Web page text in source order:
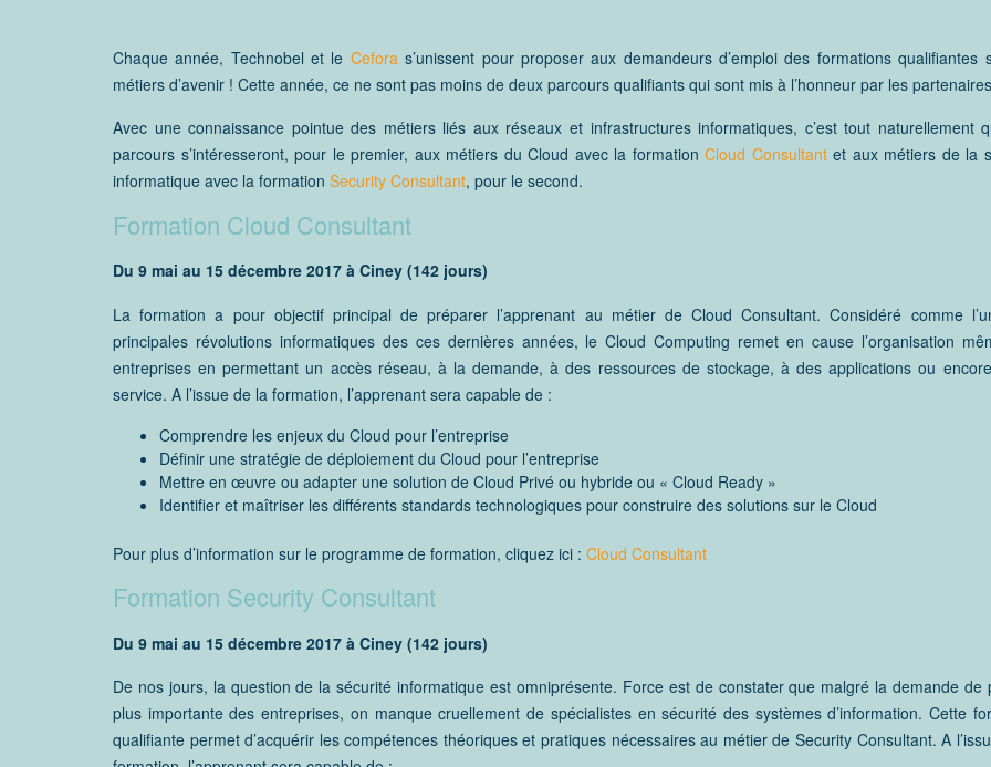
Chaque année, Technobel et le Cefora s’unissent pour proposer aux demandeurs d’emploi des formations qualifiantes
métiers d’avenir ! Cette année, ce ne sont pas moins de deux parcours qualifiants qui sont mis à l’honneur par les
Avec une connaissance pointue des métiers liés aux réseaux et infrastructures informatiques, c’est tout naturellement
parcours s’intéresseront, pour le premier, aux métiers du Cloud avec la formationCloud Consultantet aux métiers de la
informatique avec la formation Security Consultant, pour le second.
Formation Cloud Consultant
Du 9 mai au 15 décembre 2017 à Ciney (142 jours)
La formation a pour objectif principal de préparer l’apprenant au métier de Cloud Consultant. Considéré comme
principales révolutions informatiques des ces dernières années, le Cloud Computing remet en cause l’organisation
entreprises en permettant un accès réseau, à la demande, à des ressources de stockage, à des applications ou
service. A l’issue de la formation, l’apprenant sera capable de :
Comprendre les enjeux du Cloud pour l’entreprise
Définir une stratégie de déploiement du Cloud pour l’entreprise
Mettre en œuvre ou adapter une solution de Cloud Privé ou hybride ou « Cloud Ready »
Identifier et maîtriser les différents standards technologiques pour construire des solutions sur le Cloud
Pour plus d’information sur le programme de formation, cliquez ici : Cloud Consultant
Formation Security Consultant
Du 9 mai au 15 décembre 2017 à Ciney (142 jours)
De nos jours, la question de la sécurité informatique est omniprésente. Force est de constater que malgré la demande de
plus importante des entreprises, on manque cruellement de spécialistes en sécurité des systèmes d’information. Cette
qualifiante permet d’acquérir les compétences théoriques et pratiques nécessaires au métier de Security Consultant. A